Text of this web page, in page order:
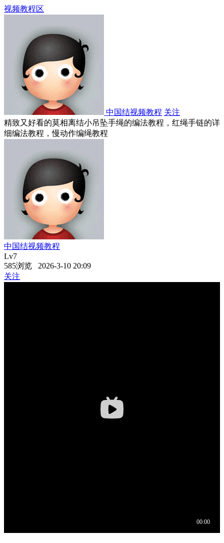
视频教程区
中国结视频教程 关注
精致又好看的莫相离结小吊坠手绳的编法教程，红绳手链的详
细编法教程，慢动作编绳教程
中国结视频教程
Lv7
585浏览 2026-3-10 20:09
关注